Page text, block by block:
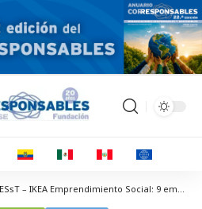
Corresponsables > Noticias > NESsT – IKEA Emprendimiento Social: 9 emprendimientos de Chile y Colombia se suman al programa de Aceleración